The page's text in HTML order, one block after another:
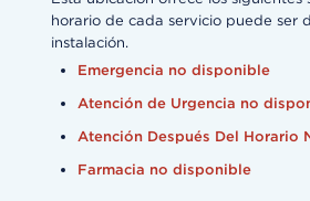
horario de cada servicio puede ser
instalación.
Emergencia no disponible
Atención de Urgencia no
Atención Después Del Horario
Farmacia no disponible